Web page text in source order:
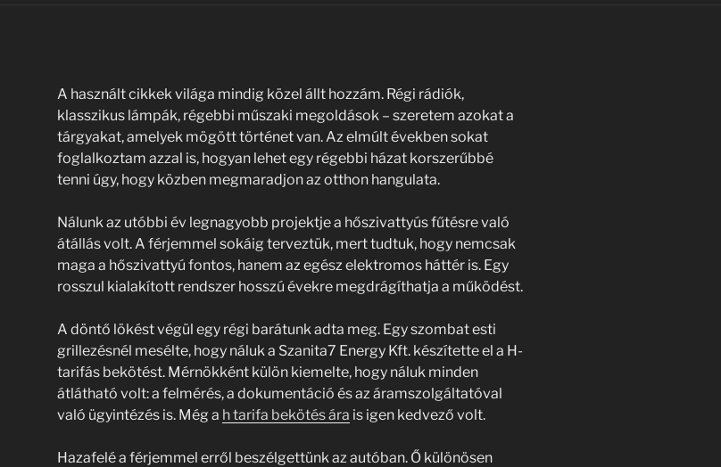
A használt cikkek világa mindig közel állt hozzám. Régi rádiók,
klasszikus lámpák, régebbi műszaki megoldások – szeretem azokat a
tárgyakat, amelyek mögött történet van. Az elmúlt években sokat
foglalkoztam azzal is, hogyan lehet egy régebbi házat korszerűbbé
tenni úgy, hogy közben megmaradjon az otthon hangulata.
Nálunk az utóbbi év legnagyobb projektje a hőszivattyús fűtésre való
átállás volt. A férjemmel sokáig terveztük, mert tudtuk, hogy nemcsak
maga a hőszivattyú fontos, hanem az egész elektromos háttér is. Egy
rosszul kialakított rendszer hosszú évekre megdrágíthatja a működést.
A döntő lökést végül egy régi barátunk adta meg. Egy szombat esti
grillezésnél mesélte, hogy náluk a Szanita7 Energy Kft. készítette el a H-
tarifás bekötést. Mérnökként külön kiemelte, hogy náluk minden
átlátható volt: a felmérés, a dokumentáció és az áramszolgáltatóval
való ügyintézés is. Még a h tarifa bekötés ára is igen kedvező volt.
Hazafelé a férjemmel erről beszélgettünk az autóban. Ő különösen